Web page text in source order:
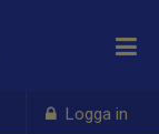
Logga in